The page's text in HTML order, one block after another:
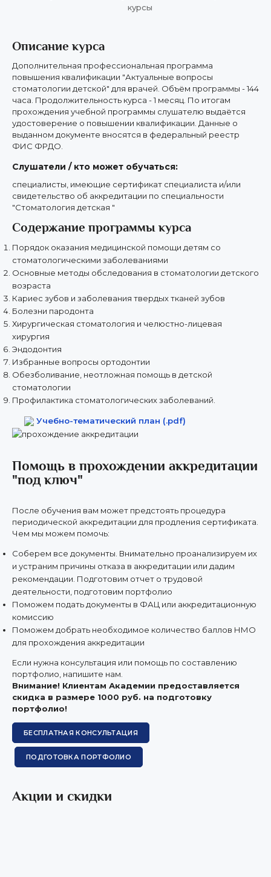
курсы
Описание курса
Дополнительная профессиональная программа
повышения квалификации "Актуальные вопросы
стоматологии детской" для врачей. Объём программы - 144
часа. Продолжительность курса - 1 месяц. По итогам
прохождения учебной программы слушателю выдаётся
удостоверение о повышении квалификации. Данные о
выданном документе вносятся в федеральный реестр
ФИС ФРДО.
Слушатели / кто может обучаться:
специалисты, имеющие сертификат специалиста и/или
свидетельство об аккредитации по специальности
"Стоматология детская "
Содержание программы курса
Порядок оказания медицинской помощи детям со
стоматологическими заболеваниями
Основные методы обследования в стоматологии детского
возраста
Кариес зубов и заболевания твердых тканей зубов
Болезни пародонта
Хирургическая стоматология и челюстно-лицевая
хирургия
Эндодонтия
Избранные вопросы ортодонтии
Обезболивание, неотложная помощь в детской
стоматологии
Профилактика стоматологических заболеваний.
Учебно-тематический план (.pdf)
Помощь в прохождении аккредитации
"под ключ"
После обучения вам может предстоять процедура
периодической аккредитации для продления сертификата.
Чем мы можем помочь:
Соберем все документы. Внимательно проанализируем их
и устраним причины отказа в аккредитации или дадим
рекомендации. Подготовим отчет о трудовой
деятельности, подготовим портфолио
Поможем подать документы в ФАЦ или аккредитационную
комиссию
Поможем добрать необходимое количество баллов НМО
для прохождения аккредитации
Если нужна консультация или помощь по составлению
портфолио, напишите нам.
Внимание! Клиентам Академии предоставляется
скидка в размере 1000 руб. на подготовку
портфолио!
БЕСПЛАТНАЯ КОНСУЛЬТАЦИЯ
ПОДГОТОВКА ПОРТФОЛИО
Акции и скидки